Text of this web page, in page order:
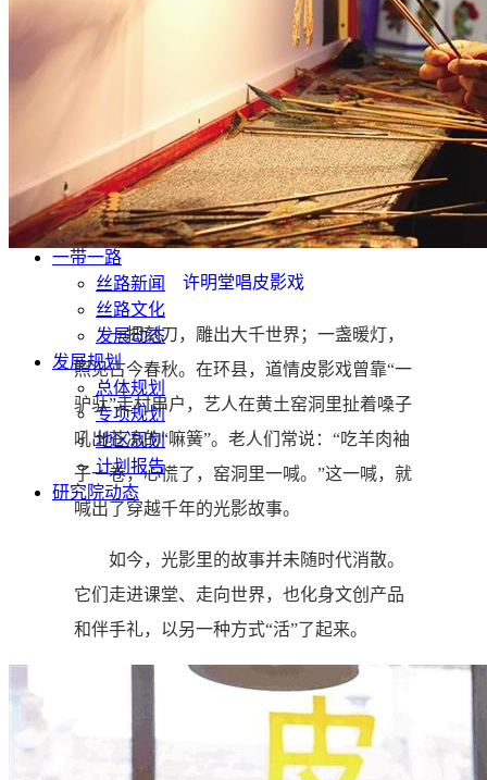
甘肃招标
竞争性磋商/谈判
废标终止
更正公告
其他公告
单一来源公示
一带一路
丝路新闻
丝路文化
发展动态
发展规划
总体规划
专项规划
地区规划
计划报告
研究院动态
许明堂唱皮影戏
一把刻刀，雕出大千世界；一盏暖灯，
照见古今春秋。在环县，道情皮影戏曾靠“一
驴驮”走村串户，艺人在黄土窑洞里扯着嗓子
吼出苍凉的“嘛簧”。老人们常说：“吃羊肉袖
子一卷，心慌了，窑洞里一喊。”这一喊，就
喊出了穿越千年的光影故事。
如今，光影里的故事并未随时代消散。
它们走进课堂、走向世界，也化身文创产品
和伴手礼，以另一种方式“活”了起来。